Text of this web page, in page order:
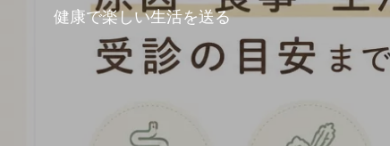
健康で楽しい生活を送る